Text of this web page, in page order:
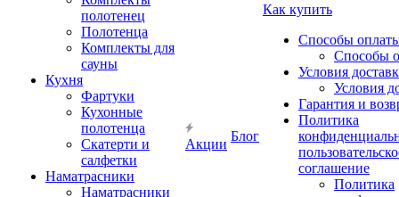
полотенец
Полотенца
Комплекты для
сауны
Кухня
Фартуки
Кухонные
полотенца
Скатерти и
салфетки
Наматрасники
Наматрасники
Акции
Блог
Как купить
Способы
Способы
Условия
Условия
Гарантия и
Политика
соглашение
Политика